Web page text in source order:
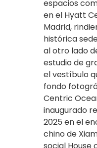
espacios
en el Hyatt
Madrid,
histórica
al otro lado
estudio de
el vestíbulo
fondo
Centric
inaugurado
2025 en el
chino de
social House